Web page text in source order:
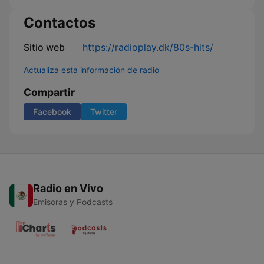
Contactos
Sitio web https://radioplay.dk/80s-hits/
Actualiza esta información de radio
Compartir
Facebook Twitter
Radio en Vivo
Emisoras y Podcasts